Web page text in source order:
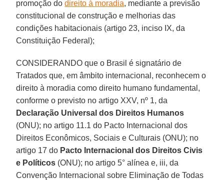
promoção dodireito à moradia, mediante a previsão
constitucional de construção e melhorias das
condições habitacionais (artigo 23, inciso IX, da
Constituição Federal);
CONSIDERANDO que o Brasil é signatário de
Tratados que, em âmbito internacional, reconhecem o
direito à moradia como direito humano fundamental,
conforme o previsto no artigo XXV, nº 1, da
Declaração Universal dos Direitos Humanos
(ONU); no artigo 11.1 do Pacto Internacional dos
Direitos Econômicos, Sociais e Culturais (ONU); no
artigo 17 do Pacto Internacional dos Direitos Civis
e Políticos (ONU); no artigo 5° alínea e, iii, da
Convenção Internacional sobre Eliminação de Todas